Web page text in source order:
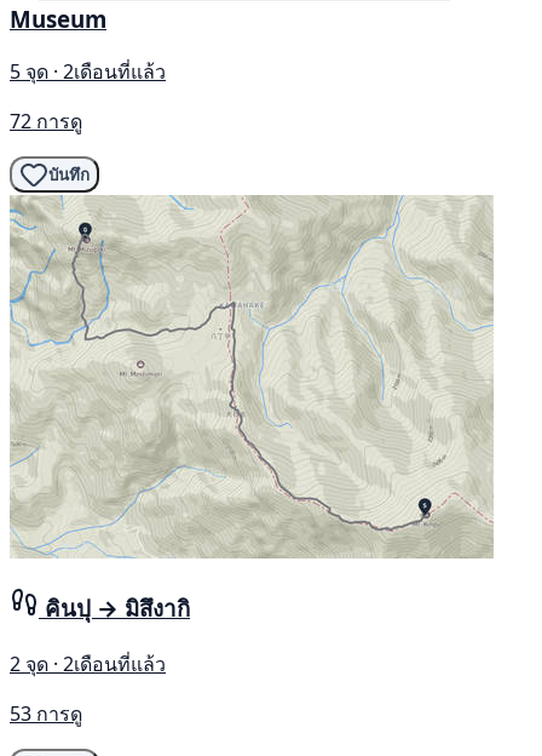
Museum
5 จุด · 2เดือนที่แล้ว
72 การดู
บันทึก
คินปุ → มิสึงากิ
2 จุด · 2เดือนที่แล้ว
53 การดู